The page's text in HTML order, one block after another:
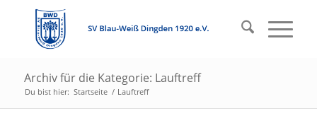
Archiv für die Kategorie: Lauftreff
Du bist hier: Startseite / Lauftreff